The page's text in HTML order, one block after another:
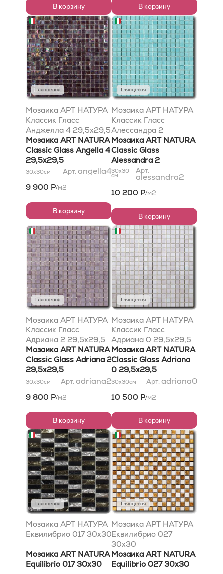
В корзину В корзину
Глянцевая
Мозаика АРТ НАТУРА
Классик Гласс
Анджелла 4 29,5x29,5
Мозаика ART NATURA
Classic Glass Angella 4
29,5x29,5
30x30см Арт. angella4
9 900 Р/м2
В корзину
Глянцевая
Мозаика АРТ НАТУРА
Классик Гласс
Алессандра 2
29,5x29,5
Мозаика ART NATURA
Classic Glass
Alessandra 2
29,5x29,5
30x30
см
Арт.
alessandra2
10 200 Р/м2
В корзину
Глянцевая
Мозаика АРТ НАТУРА
Классик Гласс
Адриана 2 29,5x29,5
Мозаика ART NATURA
Classic Glass Adriana 2
29,5x29,5
30x30см Арт. adriana2
9 800 Р/м2
В корзину
Глянцевая
Мозаика АРТ НАТУРА
Классик Гласс
Адриана 0 29,5x29,5
Мозаика ART NATURA
Classic Glass Adriana
0 29,5x29,5
30x30см Арт. adriana0
10 500 Р/м2
В корзину
Глянцевая
Мозаика АРТ НАТУРА
Еквилибрио 017 30x30
Мозаика ART NATURA
Equilibrio 017 30x30
Глянцевая
Мозаика АРТ НАТУРА
Еквилибрио 027
30x30
Мозаика ART NATURA
Equilibrio 027 30x30